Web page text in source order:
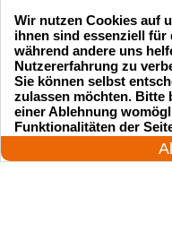
Startseite
24 Stunden am Tag
Wir nutzen Cookies auf
ihnen sind essenziell für
während andere uns
Nutzererfahrung zu
Sie können selbst
zulassen möchten. Bitte
einer Ablehnung
Funktionalitäten der